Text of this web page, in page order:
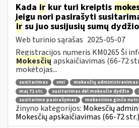
Kada ir kur turi kreiptis
jeigu nori pasirašyti
ir su juo susijusių sumų
Web turinio sąrašas 2025-05-07
Registracijos numeris KM0265 Ši
Mokesčių apskaičiavimas (66-72
mokėtojas...
susitarimas vmi mokesčių administravimas
maį 71 str.
susitarimas dėl mokesčio dydžio
susitarimo pasirašymas
mokestinio ginčo
žinyno kategorijos: Mokesčių
Mokesčių apskaičiavimas (66-72 str.)